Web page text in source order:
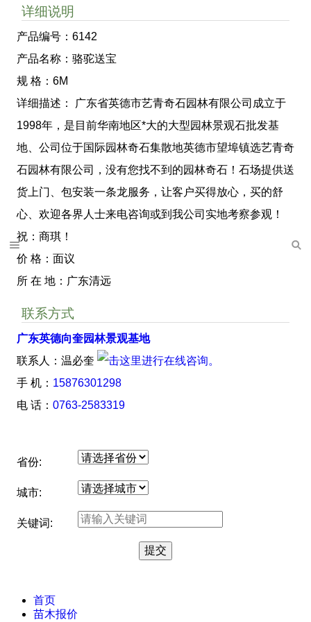
详细说明
产品编号：6142
产品名称：骆驼送宝
规 格：6M
详细描述： 广东省英德市艺青奇石园林有限公司成立于
1998年，是目前华南地区*大的大型园林景观石批发基
地、公司位于国际园林奇石集散地英德市望埠镇选艺青奇
石园林有限公司，没有您找不到的园林奇石！石场提供送
货上门、包安装一条龙服务，让客户买得放心，买的舒
心、欢迎各界人士来电咨询或到我公司实地考察参观！
祝：商琪！
价 格：面议
所 在 地：广东清远
联系方式
广东英德向奎园林景观基地
联系人：温必奎
手 机： 15876301298
电 话： 0763-2583319
省份:
城市:
关键词:
首页
苗木报价